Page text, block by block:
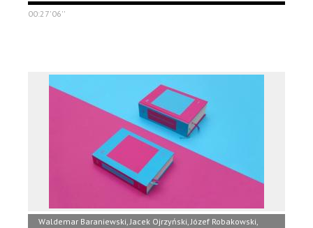
00:27'06''
Waldemar Baraniewski, Jacek Ojrzyński, Józef Robakowski,